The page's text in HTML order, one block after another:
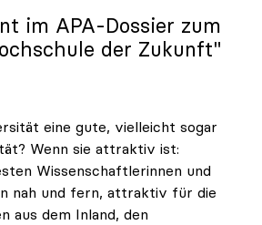
im APA-Dossier zum
der Zukunft"
eine gute, vielleicht sogar
Wenn sie attraktiv ist:
Wissenschaftlerinnen und
nah und fern, attraktiv für die
aus dem Inland, den